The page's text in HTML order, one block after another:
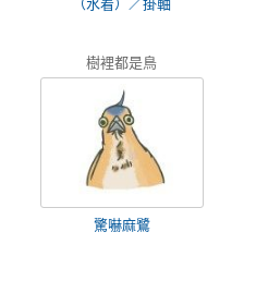
（水着）／掛軸
樹裡都是鳥
驚嚇麻鷺